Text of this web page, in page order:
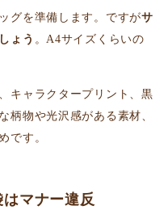
グを準備します。ですがサ
ょう 。A4サイズくらいの
キャラクタープリント、黒
柄物や光沢感がある素材、
です。
マナー違反